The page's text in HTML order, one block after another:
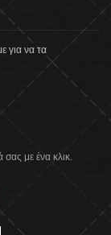
για να τα
με ένα κλικ.